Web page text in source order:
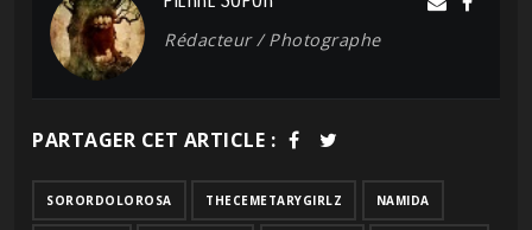
Rédacteur / Photographe
PARTAGER CET ARTICLE :
SORORDOLOROSA THECEMETARYGIRLZ NAMIDA